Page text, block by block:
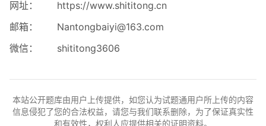
网址：
https://www.shititong.cn
邮箱：
Nantongbaiyi@163.com
微信：
shititong3606
本站公开题库由用户上传提供，如您认为试题通用户所上传的内容
信息侵犯了您的合法权益，请您与我们联系删除，为了保证真实性
和有效性，权利人应提供相关的证明资料。